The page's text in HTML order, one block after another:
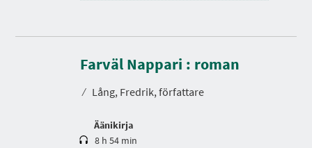
Farväl Nappari : roman
⁄ Lång, Fredrik, författare
Äänikirja
K
s
t
8 h 54 min